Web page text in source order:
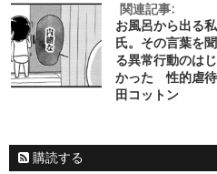
関連記事:
お風呂から出る
氏。その言葉を
る異常行動のは
かった 性的虐待
田コットン
購読する